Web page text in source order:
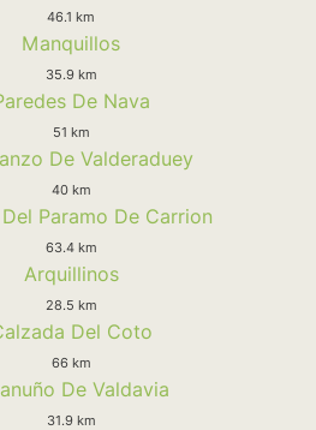
46.1 km
Manquillos
35.9 km
De Nava
51 km
De Valderaduey
40 km
Paramo De Carrion
63.4 km
Arquillinos
28.5 km
Del Coto
66 km
De Valdavia
31.9 km